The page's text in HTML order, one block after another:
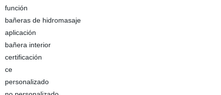
función
bañeras de hidromasaje
aplicación
bañera interior
certificación
ce
personalizado